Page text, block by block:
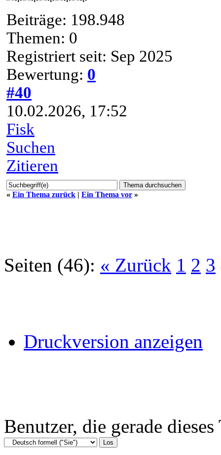
Beiträge: 198.948
Themen: 0
Registriert seit: Sep 2025
Bewertung: 0
#40
10.02.2026, 17:52
Fisk
Suchen
Zitieren
« Ein Thema zurück | Ein Thema vor »
Seiten (46): « Zurück 1 2 3
Druckversion anzeigen
Benutzer, die gerade